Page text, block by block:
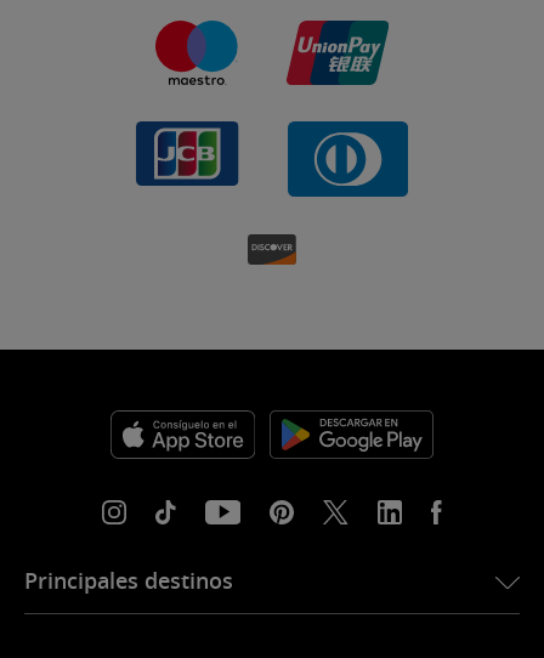
Principales destinos